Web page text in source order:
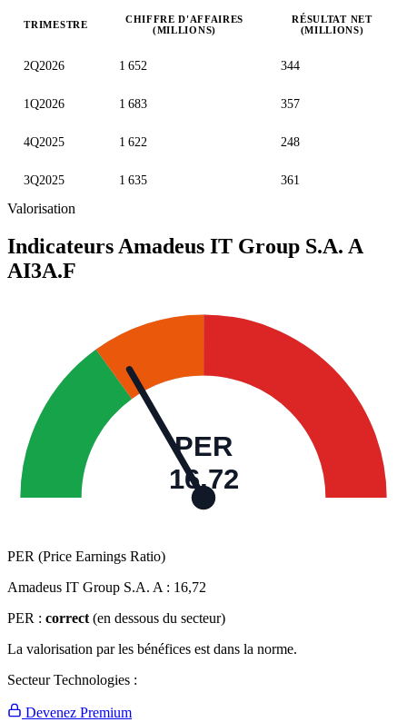
TRIMESTRE
CHIFFRE D'AFFAIRES
(MILLIONS)
RÉSULTAT NET
(MILLIONS)
2Q2026 1 652 344
1Q2026 1 683 357
4Q2025 1 622 248
3Q2025 1 635 361
Valorisation
Indicateurs Amadeus IT Group S.A. A
AI3A.F
PER
16,72
PER (Price Earnings Ratio)
Amadeus IT Group S.A. A : 16,72
PER : correct (en dessous du secteur)
La valorisation par les bénéfices est dans la norme.
Secteur Technologies :
Devenez Premium